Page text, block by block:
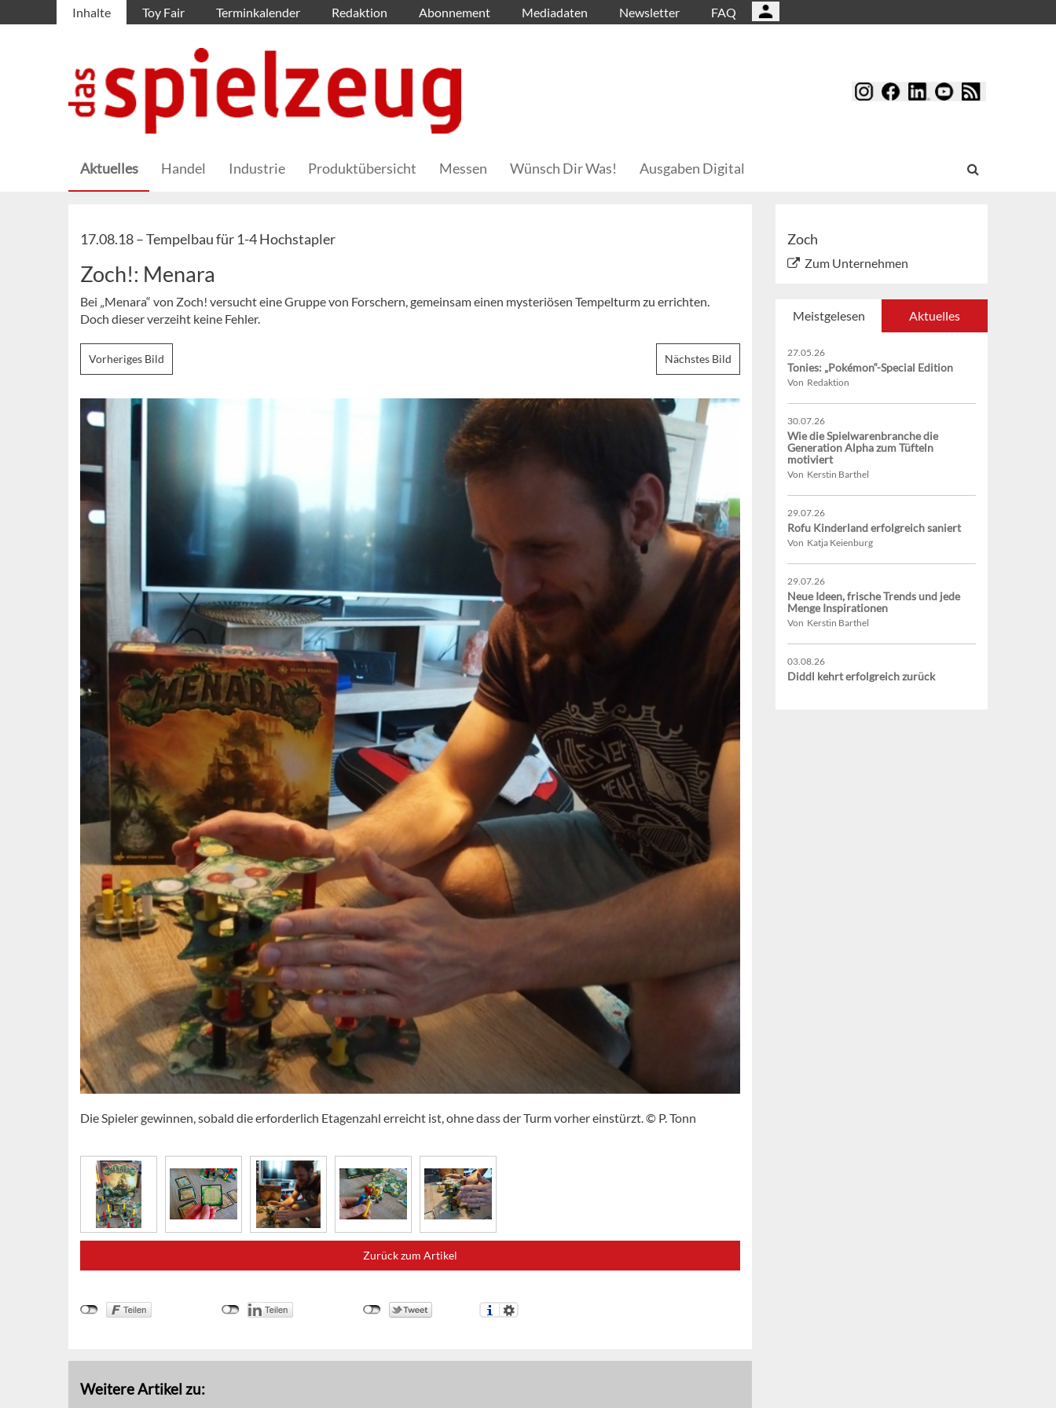
Inhalte Toy Fair Terminkalender Redaktion Abonnement Mediadaten Newsletter FAQ
Aktuelles Handel Industrie Produktübersicht Messen Wünsch Dir Was! Ausgaben Digital
17.08.18 –Tempelbau für 1-4 Hochstapler
Zoch!: Menara
Bei „Menara“ von Zoch! versucht eine Gruppe von Forschern, gemeinsam einen mysteriösen Tempelturm zu errichten.
Doch dieser verzeiht keine Fehler.
Vorheriges Bild Nächstes Bild
Die Spieler gewinnen, sobald die erforderlich Etagenzahl erreicht ist, ohne dass der Turm vorher einstürzt. © P. Tonn
Zurück zum Artikel
Weitere Artikel zu:
Zoch
Zum Unternehmen
Meistgelesen Aktuelles
27.05.26
Tonies: „Pokémon“-Special Edition
Von Redaktion
30.07.26
Wie die Spielwarenbranche die
Generation Alpha zum Tüfteln
motiviert
Von Kerstin Barthel
29.07.26
Rofu Kinderland erfolgreich saniert
Von Katja Keienburg
29.07.26
Neue Ideen, frische Trends und jede
Menge Inspirationen
Von Kerstin Barthel
03.08.26
Diddl kehrt erfolgreich zurück